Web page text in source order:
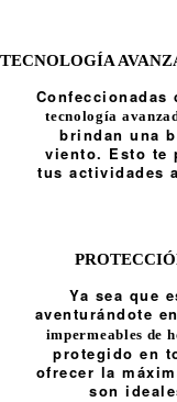
TECNOLOGÍA
tecnología
brindan una
viento. Esto te
tus actividades
Ya sea que
aventurándote
impermeables de
protegido en
ofrecer la
son